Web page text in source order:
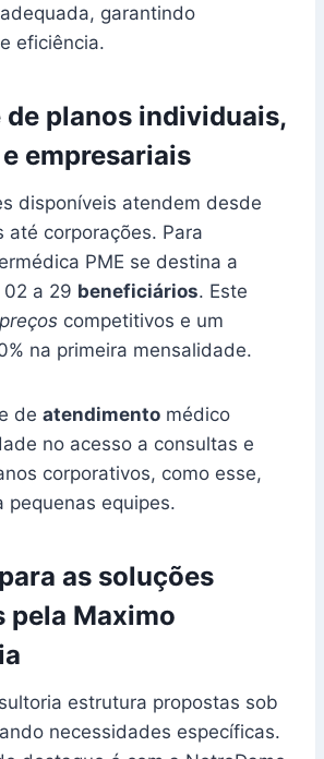
garantindo
e eficiência.
de planos individuais,
empresariais
disponíveis atendem desde
até corporações. Para
PME se destina a
02 a 29 beneficiários. Este
preços competitivos e um
na primeira mensalidade.
de atendimento médico
no acesso a consultas e
corporativos, como esse,
pequenas equipes.
as soluções
pela Maximo
estrutura propostas sob
necessidades específicas.